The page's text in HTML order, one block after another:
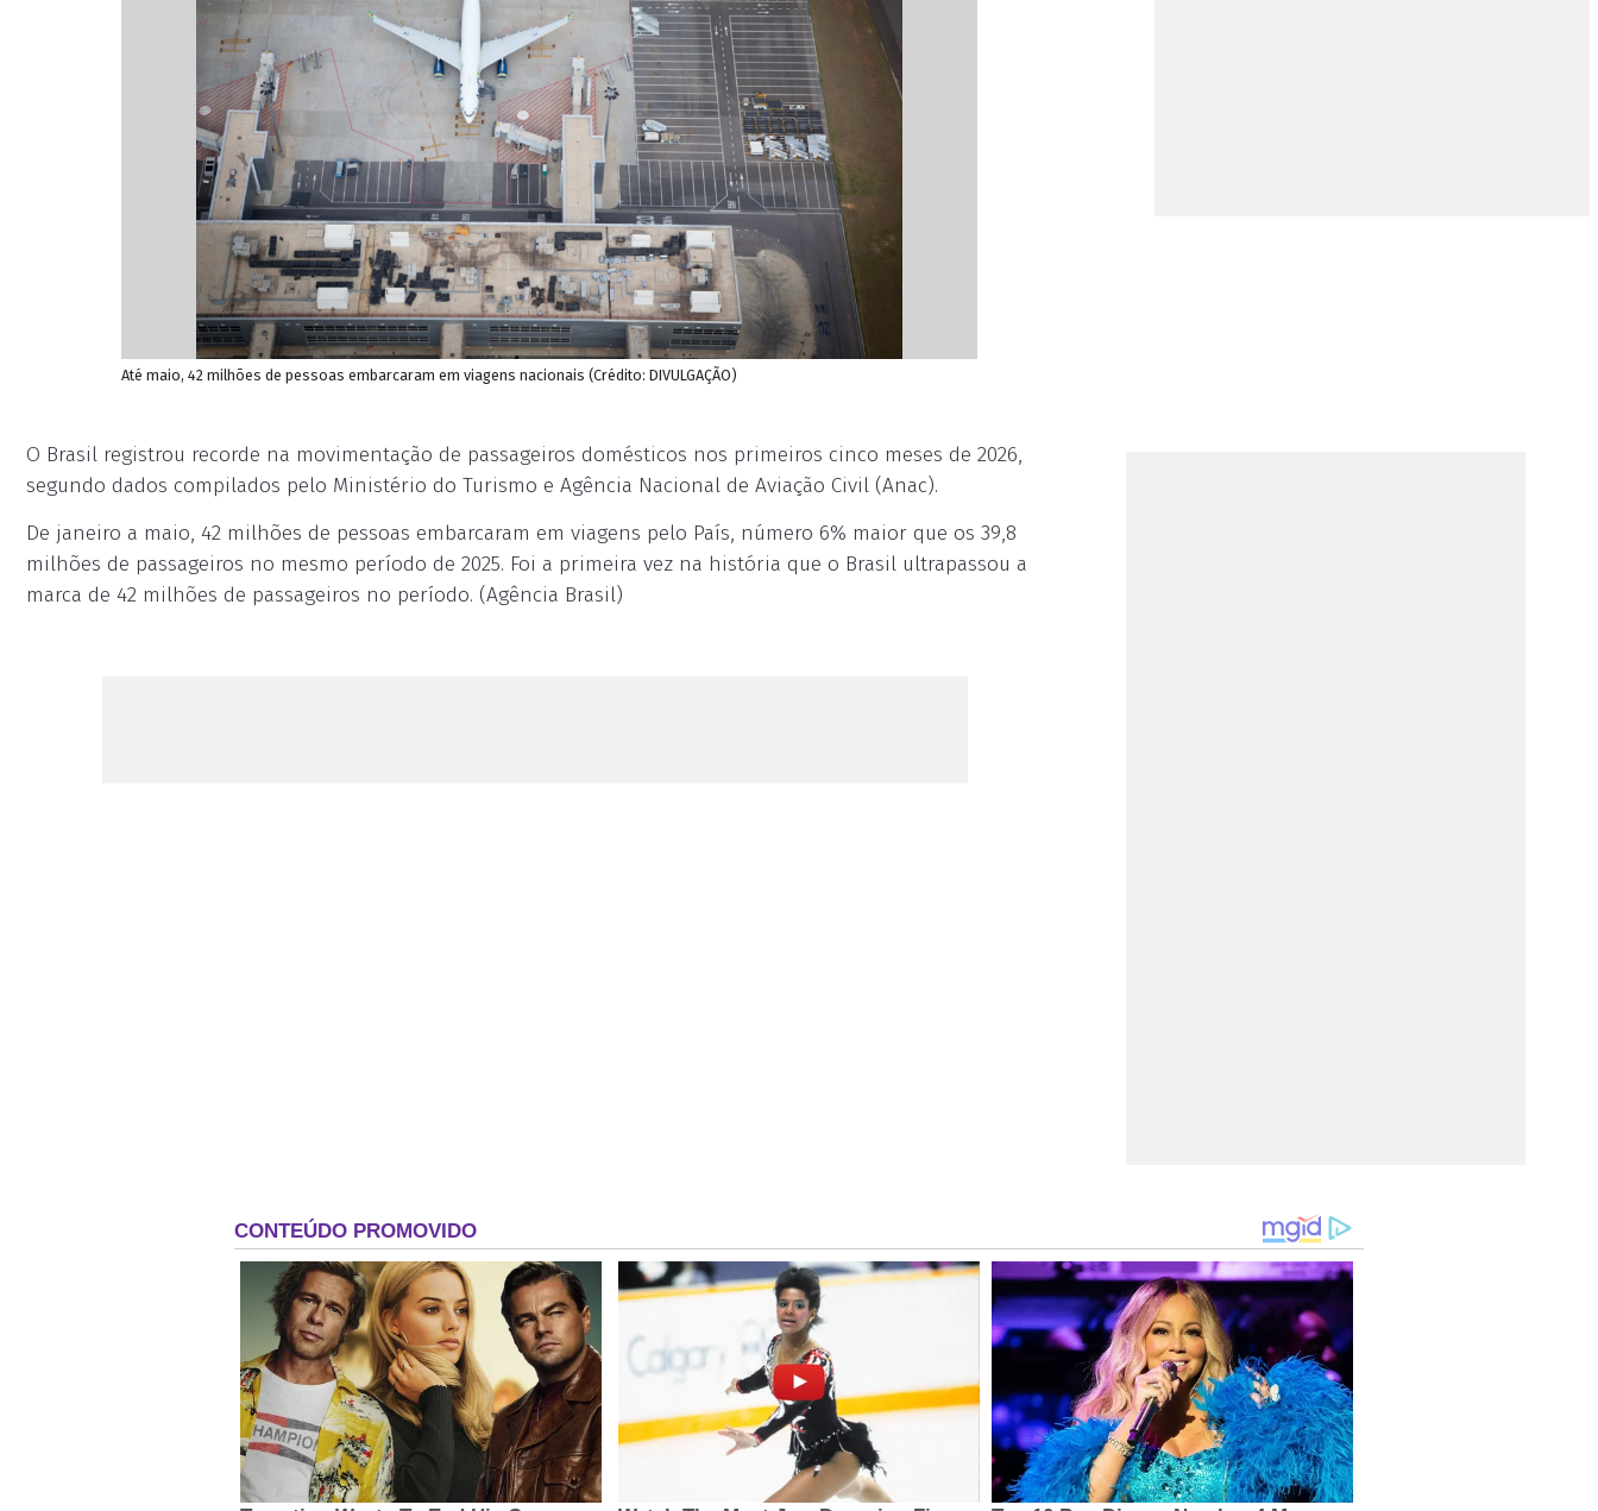
Até maio, 42 milhões de pessoas embarcaram em viagens nacionais (Crédito: DIVULGAÇÃO)
O Brasil registrou recorde na movimentação de passageiros domésticos nos primeiros cinco meses de 2026,
segundo dados compilados pelo Ministério do Turismo e Agência Nacional de Aviação Civil (Anac).
De janeiro a maio, 42 milhões de pessoas embarcaram em viagens pelo País, número 6% maior que os 39,8
milhões de passageiros no mesmo período de 2025. Foi a primeira vez na história que o Brasil ultrapassou a
marca de 42 milhões de passageiros no período. (Agência Brasil)